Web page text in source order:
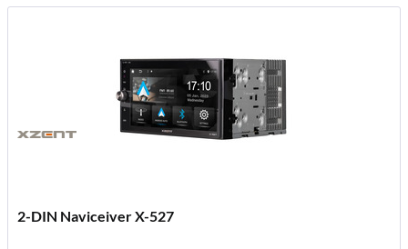
2-DIN Naviceiver X-527